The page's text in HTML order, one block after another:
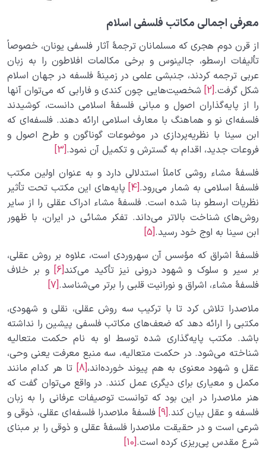
چگونه انسان شویم؟
معرفی اجمالی مکاتب فلسفی اسلام
از قرن دوم هجری که مسلمانان ترجمۀ آثار فلسفی یونان، خصوصاً
تألیفات ارسطو، جالینوس و برخی مکالمات افلاطون را به زبان
عربی ترجمه کردند، جنبشی علمی در زمینۀ فلسفه در جهان اسلام
شکل گرفت.[2]
شخصیت­‌هایی چون کندی و فارابی که می‌توان آنها
را از پایه‌گذاران اصول و مبانی فلسفۀ اسلامی دانست، کوشیدند
فلسفه‌ای نو و هماهنگ با معارف اسلامی ارائه دهند. فلسفه‌ای که
ابن سینا با نظریه‌پردازی در موضوعات گوناگون و طرح اصول و
فروعات جدید، اقدام به گسترش و تکمیل آن نمود.[3]
فلسفۀ مشاء روشی کاملاً استدلالی دارد و به عنوان اولین مکتب
فلسفۀ اسلامی به شمار می‌رود.[4]
پایه‌های این مکتب تحت تأثیر
نظریات ارسطو بنا شده است. فلسفۀ مشاء ادراک عقلی را از سایر
روش‌های شناخت بالاتر می‌داند. تفکر مشائی در ایران، با ظهور
ابن سینا به اوج خود رسید.[5]
فلسفۀ اشراق که مؤسس آن سهروردی است، علاوه بر روش عقلی،
بر سیر و سلوک‌ و شهود درونی نیز تأکید می‌کند[6] و بر خلاف
فلسفۀ مشاء، اشراق و نورانیت قلبی را برتر می‌شناسد.[7]
ملاصدرا تلاش کرد تا با ترکیب سه روش عقلی، نقلی و شهودی،
مکتبی را ارائه دهد که ضعف‌های مکاتب فلسفی پیشین را نداشته
باشد. مکتب پایه‌گذاری شده توسط او به نام حکمت متعالیه
شناخته می‌شود. در حکمت متعالیه، سه منبع معرفت یعنی وحی،
عقل و شهود معنوی به هم پیوند خورده‌اند،[8]
تا هر کدام مانند
مکمل و معیاری برای دیگری عمل کنند. در واقع می‌توان گفت که
هنر ملاصدرا در این بود که توانست توصیفات عرفانی را به زبان
فلسفه و عقل بیان کند.[9]
فلسفۀ ملاصدرا فلسفه‌ای‌ عقلی‌، ذوقی‌ و
شرعی‌ است‌ و در حقیقت‌ ملاصدرا فلسفۀ‌ عقلی‌ و ذوقی‌ را بر مبنای‌
شرع‌ مقدس‌ پی‌ریزی‌ کرده‌ است‌.[10]